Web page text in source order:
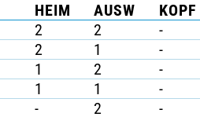
HEIM AUSW
2 2
-
2 1
-
1 2
-
1 1
-
- 2
-